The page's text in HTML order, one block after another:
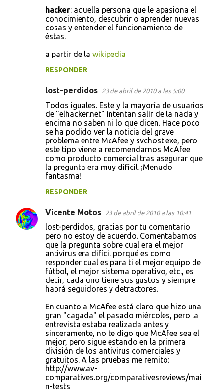
hacker: aquella persona que le apasiona el
conocimiento, descubrir o aprender nuevas
cosas y entender el funcionamiento de
éstas.
a partir de la wikipedia
RESPONDER
lost-perdidos 23 de abril de 2010 a las 5:00
Todos iguales. Este y la mayoría de usuarios
de "elhacker.net" intentan salir de la nada y
encima no saben ni lo que dicen. Hace poco
se ha podido ver la noticia del grave
problema entre McAfee y svchost.exe, pero
este tipo viene a recomendarnos McAfee
como producto comercial tras asegurar que
la pregunta era muy difícil. ¡Menudo
fantasma!
RESPONDER
Vicente Motos 23 de abril de 2010 a las 10:41
lost-perdidos, gracias por tu comentario
pero no estoy de acuerdo. Comentabamos
que la pregunta sobre cual era el mejor
antivirus era difícil porqué es como
responder cual es para ti el mejor equipo de
fútbol, el mejor sistema operativo, etc., es
decir, cada uno tiene sus gustos y siempre
habrá seguidores y detractores.
En cuanto a McAfee está claro que hizo una
gran "cagada" el pasado miércoles, pero la
entrevista estaba realizada antes y
sinceramente, no te digo que McAfee sea el
mejor, pero sigue estando en la primera
división de los antivirus comerciales y
gratuitos. A las pruebas me remito:
http://www.av-
comparatives.org/comparativesreviews/mai
n-tests